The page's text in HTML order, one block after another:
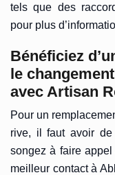
tels que des
pour plus
Bénéficiez
le
avec Artisan
Pour un
rive, il faut avoir
songez à faire
meilleur contact à